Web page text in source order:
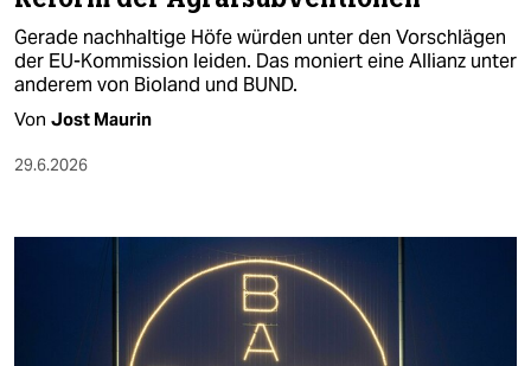
Gerade nachhaltige Höfe würden unter den Vorschlägen
der EU-Kommission leiden. Das moniert eine Allianz unter
anderem von Bioland und BUND.
Von Jost Maurin
29.6.2026